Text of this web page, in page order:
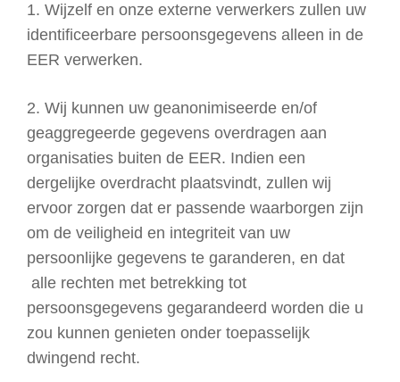
1. Wijzelf en onze externe verwerkers zullen uw
identificeerbare persoonsgegevens alleen in de
EER verwerken.
2. Wij kunnen uw geanonimiseerde en/of
geaggregeerde gegevens overdragen aan
organisaties buiten de EER. Indien een
dergelijke overdracht plaatsvindt, zullen wij
ervoor zorgen dat er passende waarborgen zijn
om de veiligheid en integriteit van uw
persoonlijke gegevens te garanderen, en dat
alle rechten met betrekking tot
persoonsgegevens gegarandeerd worden die u
zou kunnen genieten onder toepasselijk
dwingend recht.